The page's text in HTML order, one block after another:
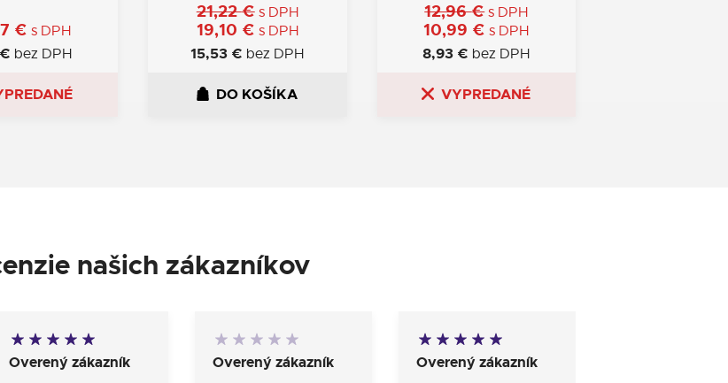
€ s DPH
€ bez DPH
21,22€ s DPH
19,10 € s DPH
15,53 € bez DPH
DO KOŠÍKA
12,96€ s DPH
10,99 € s DPH
8,93 € bez DPH
VYPREDANÉ
našich zákazníkov
Overený zákazník Overený zákazník Overený zákazník